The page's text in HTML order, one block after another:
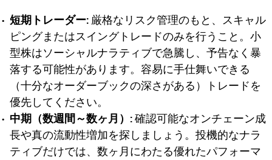
短期トレーダー: 厳格なリスク管理のもと、スキャル
ピングまたはスイングトレードのみを行うこと。小
型株はソーシャルナラティブで急騰し、予告なく暴
落する可能性があります。容易に手仕舞いできる
（十分なオーダーブックの深さがある）トレードを
優先してください。
中期（数週間～数ヶ月）:確認可能なオンチェーン成
長や真の流動性増加を探しましょう。投機的なナラ
ティブだけでは、数ヶ月にわたる優れたパフォーマ